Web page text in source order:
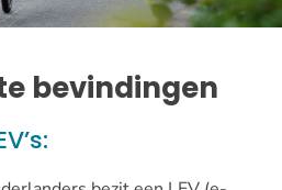
bevindingen